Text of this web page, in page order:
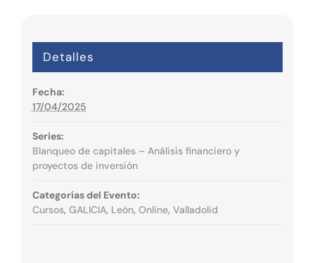
Detalles
Fecha:
17/04/2025
Series:
Blanqueo de capitales – Análisis financiero y
proyectos de inversión
Categorías del Evento:
Cursos, GALICIA, León, Online, Valladolid